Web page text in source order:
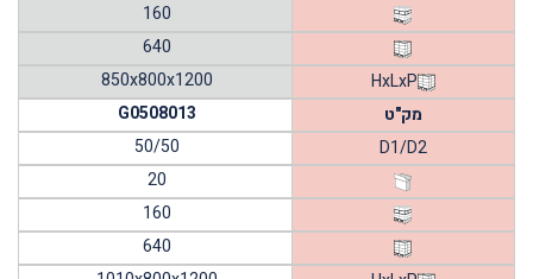
160
640
HxLxP
850x800x1200
מק"ט
G0508013
D1/D2
50/50
20
160
640